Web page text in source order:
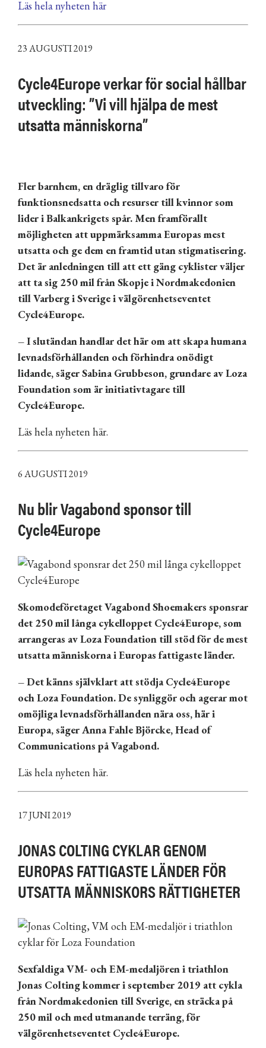
Läs hela nyheten här
23 AUGUSTI 2019
Cycle4Europe verkar för social hållbar
utveckling: ”Vi vill hjälpa de mest
utsatta människorna”
Fler barnhem, en dräglig tillvaro för
funktionsnedsatta och resurser till kvinnor som
lider i Balkankrigets spår. Men framförallt
möjligheten att uppmärksammaEuropas mest
utsatta och ge dem en framtid utan stigmatisering.
Det är anledningen till att ett gäng cyklister väljer
att ta sig 250 mil från Skopje iNordmakedonien
till Varberg i Sverige i välgörenhetseventet
Cycle4Europe.
– I slutändan handlar det här om att skapa humana
levnadsförhållanden och förhindra onödigt
lidande, säger Sabina Grubbeson, grundare av Loza
Foundation som är initiativtagare till
Cycle4Europe.
Läs hela nyheten här.
6 AUGUSTI 2019
Nu blir Vagabond sponsor till
Cycle4Europe
Skomodeföretaget Vagabond Shoemakers sponsrar
det 250 mil långa cykelloppet Cycle4Europe, som
arrangeras av Loza Foundation till stöd för de mest
utsatta människorna i Europas fattigaste länder.
– Det känns självklart att stödja Cycle4Europe
och Loza Foundation. De synliggör och agerar mot
omöjliga levnadsförhållanden nära oss, här i
Europa, säger Anna Fahle Björcke, Head of
Communications på Vagabond.
Läs hela nyheten här.
17 JUNI 2019
JONAS COLTING CYKLAR GENOM
EUROPAS FATTIGASTE LÄNDER FÖR
UTSATTA MÄNNISKORS RÄTTIGHETER
Sexfaldiga VM- och EM-medaljören i triathlon
Jonas Colting kommer i september 2019 att cykla
från Nordmakedonien till Sverige, en sträcka på
250 mil och med utmanande terräng, för
välgörenhetseventet Cycle4Europe.